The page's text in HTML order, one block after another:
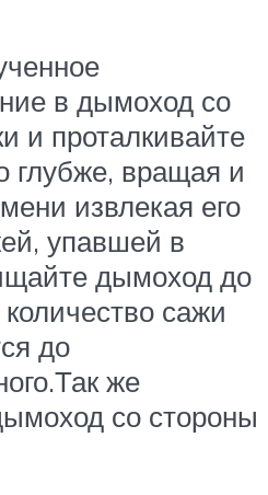
в дымоход со
и проталкивайте
глубже, вращая и
извлекая его
упавшей в
дымоход до
сажи
до
же
со стороны